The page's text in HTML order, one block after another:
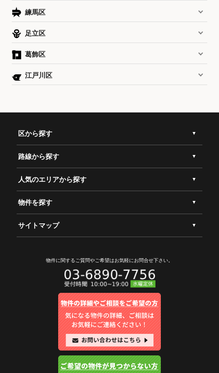
練馬区
足立区
葛飾区
江戸川区
区から探す
路線から探す
人気のエリアから探す
物件を探す
サイトマップ
物件に関するご質問やご希望はお気軽にお問合せ下さい。